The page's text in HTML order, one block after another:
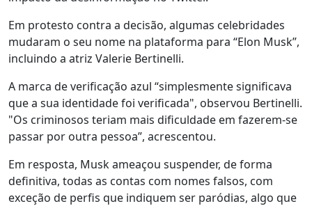
Em protesto contra a decisão, algumas celebridades
mudaram o seu nome na plataforma para “Elon Musk”,
incluindo a atriz Valerie Bertinelli.
A marca de verificação azul “simplesmente significava
que a sua identidade foi verificada", observou Bertinelli.
"Os criminosos teriam mais dificuldade em fazerem-se
passar por outra pessoa”, acrescentou.
Em resposta, Musk ameaçou suspender, de forma
definitiva, todas as contas com nomes falsos, com
exceção de perfis que indiquem ser paródias, algo que